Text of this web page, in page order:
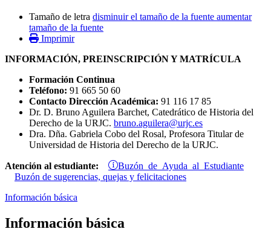
Tamaño de letra disminuir el tamaño de la fuente aumentar
tamaño de la fuente
Imprimir
INFORMACIÓN, PREINSCRIPCIÓN Y MATRÍCULA
Formación Continua
Teléfono: 91 665 50 60
Contacto Dirección Académica: 91 116 17 85
Dr. D. Bruno Aguilera Barchet, Catedrático de Historia del
Derecho de la URJC. bruno.aguilera@urjc.es
Dra. Dña. Gabriela Cobo del Rosal, Profesora Titular de
Universidad de Historia del Derecho de la URJC.
Atención al estudiante: Buzón de Ayuda al Estudiante
Buzón de sugerencias, quejas y felicitaciones
Información básica
Información básica